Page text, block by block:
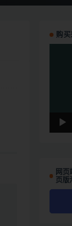
购买
网
页版